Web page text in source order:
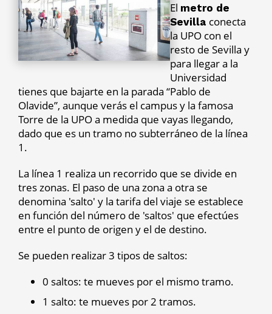
El metro de
Sevilla conecta
la UPO con el
resto de Sevilla y
para llegar a la
Universidad
tienes que bajarte en la parada “Pablo de
Olavide”, aunque verás el campus y la famosa
Torre de la UPO a medida que vayas llegando,
dado que es un tramo no subterráneo de la línea
1.
La línea 1 realiza un recorrido que se divide en
tres zonas. El paso de una zona a otra se
denomina 'salto' y la tarifa del viaje se establece
en función del número de 'saltos' que efectúes
entre el punto de origen y el de destino.
Se pueden realizar 3 tipos de saltos:
0 saltos: te mueves por el mismo tramo.
1 salto: te mueves por 2 tramos.